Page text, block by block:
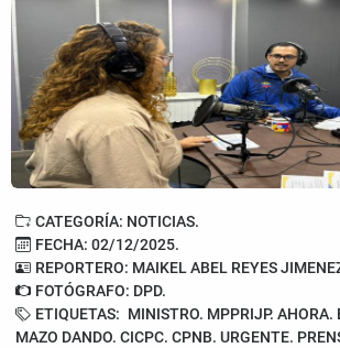
CATEGORÍA: NOTICIAS.
FECHA: 02/12/2025.
REPORTERO: MAIKEL ABEL REYES
FOTÓGRAFO: DPD.
ETIQUETAS: MINISTRO. MPPRIJP. AHORA.
MAZO DANDO. CICPC. CPNB. URGENTE.